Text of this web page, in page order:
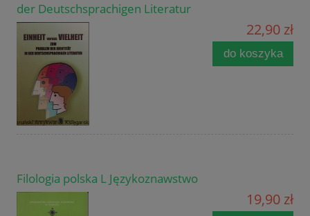
der Deutschsprachigen Literatur
22,90 zł
do koszyka
Filologia polska L Językoznawstwo
19,90 zł